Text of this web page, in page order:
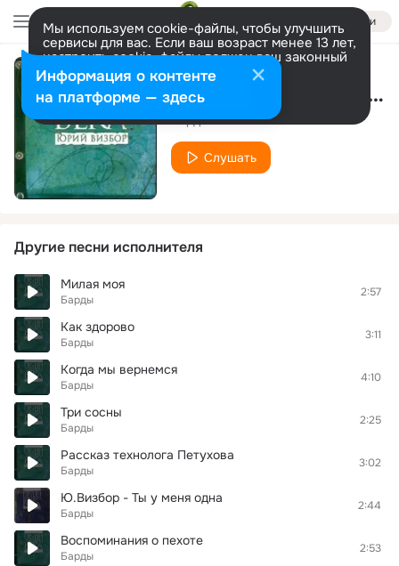
Войти
Мы используем cookie-файлы, чтобы улучшить
сервисы для вас. Если ваш возраст менее 13 лет,
настроить cookie-файлы должен ваш законный
представитель. Больше информации
Разрешить все Настроить У девушки с острова Пасхи
Барды
Слушать
Другие песни исполнителя
Милая моя
Барды
2:57
Как здорово
Барды
3:11
Когда мы вернемся
Барды
4:10
Три сосны
Барды
2:25
Рассказ технолога Петухова
Барды
3:02
Ю.Визбор - Ты у меня одна
Барды
2:44
Воспоминания о пехоте
Барды
2:53
Информация о контенте
на платформе — здесь